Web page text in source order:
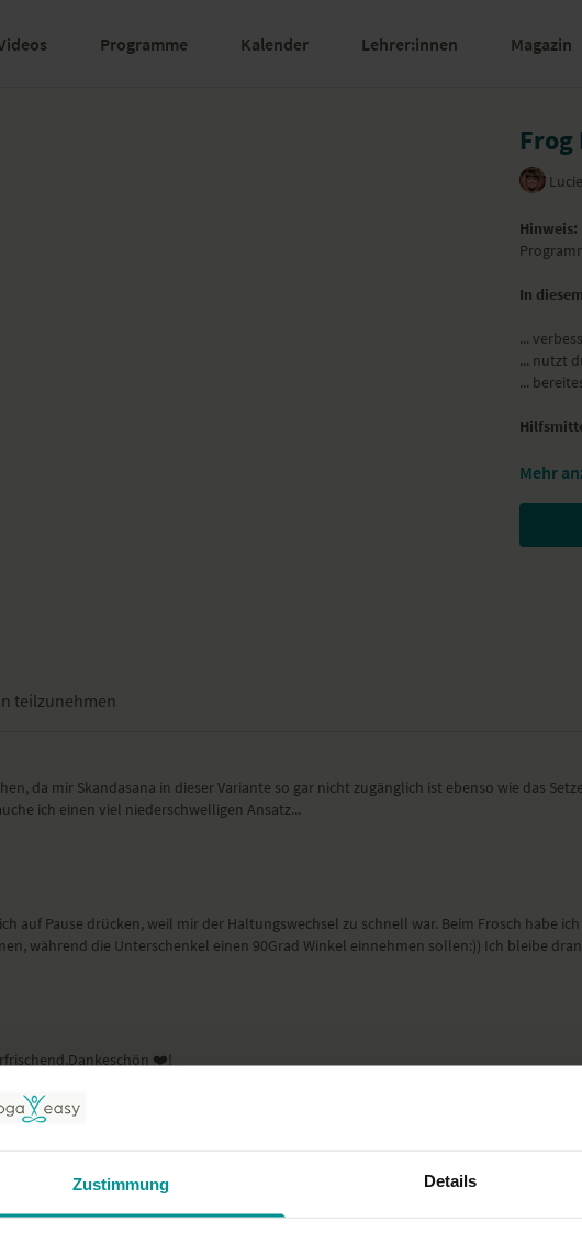
Zustimmung Details
Programme Kalender Lehrer:innen Magazin
Hinweis:
In
...
... nutzt
...
Du
Du
werden
Mehr
teilzunehmen
da mir Skandasana in dieser Variante so gar nicht zugänglich ist ebenso wie das
ich einen viel niederschwelligen Ansatz...
auf Pause drücken, weil mir der Haltungswechsel zu schnell war. Beim Frosch habe
während die Unterschenkel einen 90Grad Winkel einnehmen sollen:)) Ich bleibe dran
❤️!